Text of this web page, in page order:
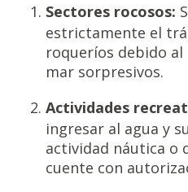
Sectores rocosos:
estrictamente el
roqueríos debido
mar sorpresivos.
Actividades
ingresar al agua y
actividad náutica o
cuente con